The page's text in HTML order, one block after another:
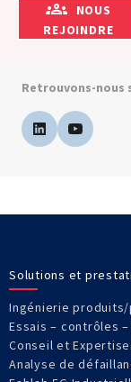
NOUS
REJOINDRE
Retrouvons-nous
Solutions et
Ingénierie
Essais – contrôles
Conseil et
Analyse de